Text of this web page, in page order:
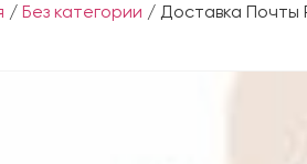
/ Без категории / Доставка Почты